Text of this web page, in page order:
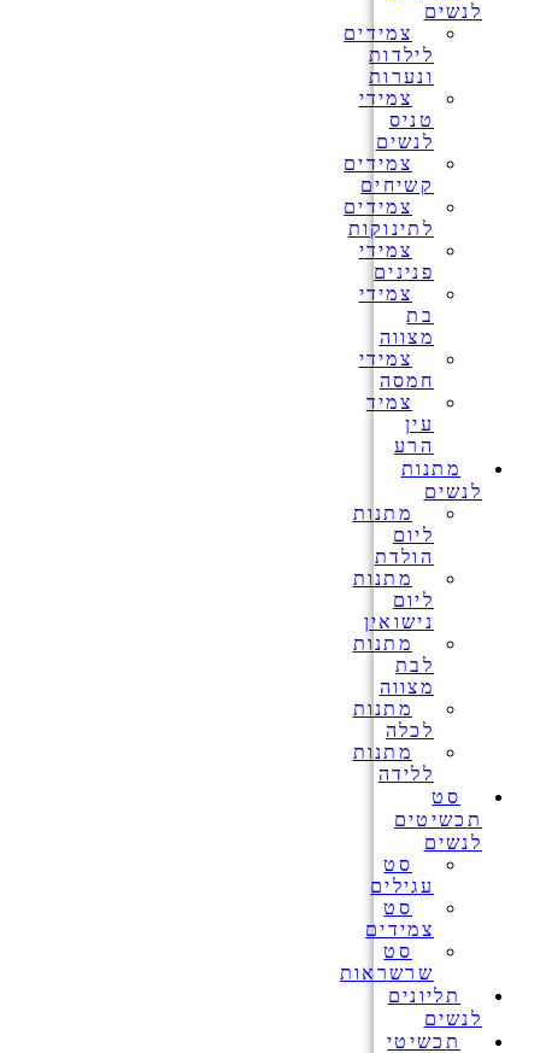
לנשים
צמידים
לילדות
ונערות
צמידי
טניס
לנשים
צמידים
קשיחים
צמידים
לתינוקות
צמידי
פנינים
צמידי
בת
מצווה
צמידי
חמסה
צמיד
עין
הרע
מתנות
לנשים
מתנות
ליום
הולדת
מתנות
ליום
נישואין
מתנות
לבת
מצווה
מתנות
לכלה
מתנות
ללידה
סט
תכשיטים
לנשים
סט
עגילים
סט
צמידים
סט
שרשראות
תליונים
לנשים
תכשיטי